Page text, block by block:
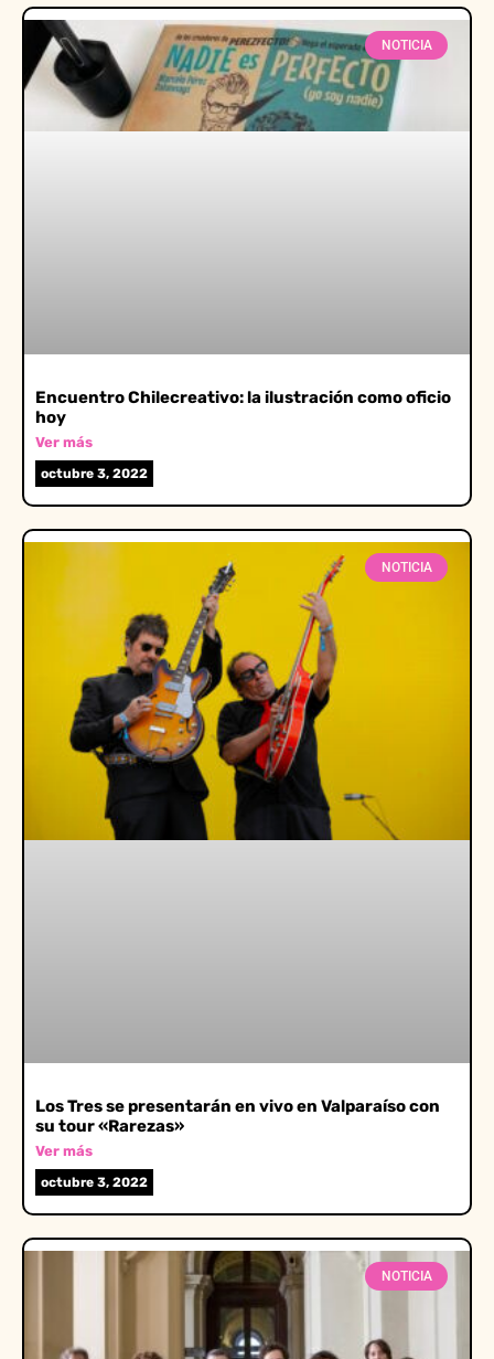
NOTICIA
Encuentro Chilecreativo: la ilustración como oficio
hoy
Ver más
octubre 3, 2022
NOTICIA
Los Tres se presentarán en vivo en Valparaíso con
su tour «Rarezas»
Ver más
octubre 3, 2022
NOTICIA